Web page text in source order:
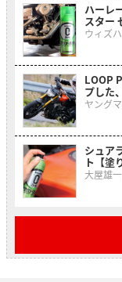
ハーレ
スター
ウィズ
LOOP
プした
ヤング
シュア
ト【塗
大屋雄